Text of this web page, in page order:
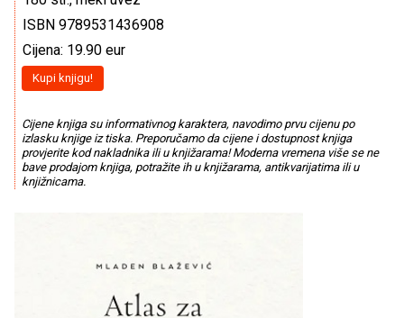
ISBN 9789531436908
Cijena: 19.90 eur
Kupi knjigu!
Cijene knjiga su informativnog karaktera, navodimo prvu cijenu po
izlasku knjige iz tiska. Preporučamo da cijene i dostupnost knjiga
provjerite kod nakladnika ili u knjižarama! Moderna vremena više se ne
bave prodajom knjiga, potražite ih u knjižarama, antikvarijatima ili u
knjižnicama.